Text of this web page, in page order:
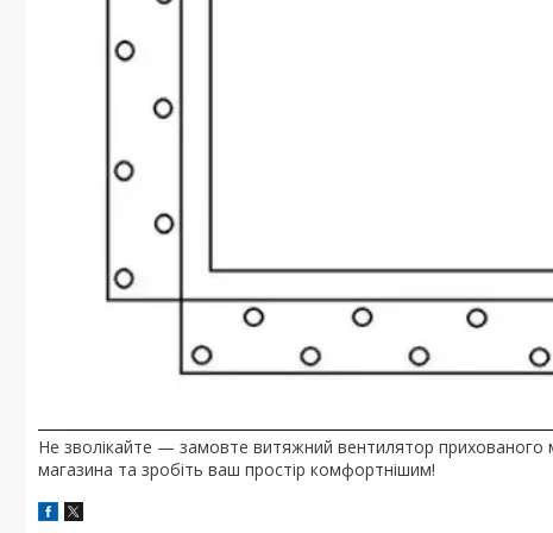
Не зволікайте — замовте витяжний вентилятор прихованого
магазина та зробіть ваш простір комфортнішим!